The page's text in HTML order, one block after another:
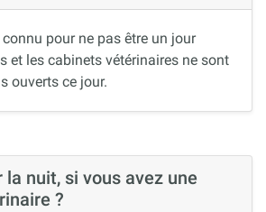
pour ne pas être un jour
et les cabinets vétérinaires ne sont
ouverts ce jour.
la nuit, si vous avez une
?